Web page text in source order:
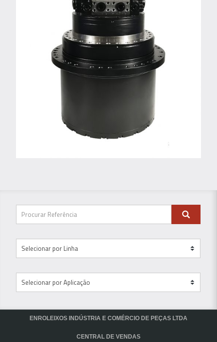
ENROLEIXOS INDÚSTRIA E COMÉRCIO DE PEÇAS LTDA
CENTRAL DE VENDAS